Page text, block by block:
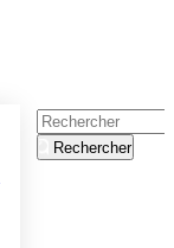
Rechercher